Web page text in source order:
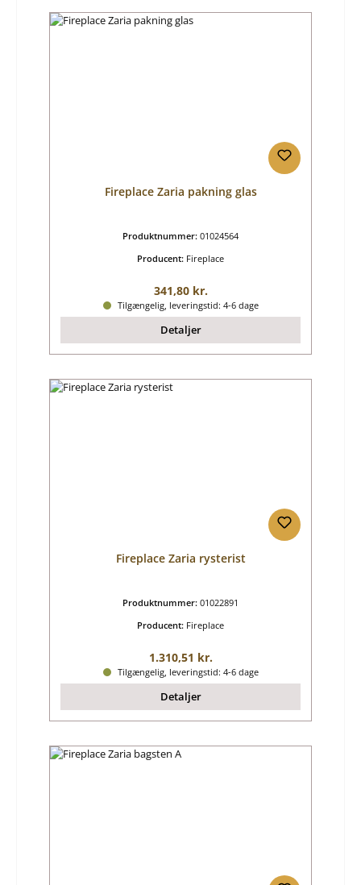
Fireplace Zaria pakning glas
Produktnummer: 01024564
Producent: Fireplace
Almindelig pris:
341,80 kr.
Tilgængelig, leveringstid: 4-6 dage
Detaljer
Fireplace Zaria rysterist
Produktnummer: 01022891
Producent: Fireplace
Almindelig pris:
1.310,51 kr.
Tilgængelig, leveringstid: 4-6 dage
Detaljer